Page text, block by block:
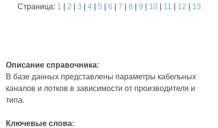
Страница: 1 2 3| 4| 5| 6 7 8| 9 10| 11 12 13
Описание справочника:
В базе данных представлены параметры кабельных
каналов и лотков в зависимости от производителя и
типа.
Ключевые слова: